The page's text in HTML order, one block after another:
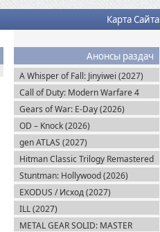
Карта Сайта
Анонсы раздач
A Whisper of Fall: Jinyiwei (2027)
Call of Duty: Modern Warfare 4
(2026)
Gears of War: E-Day (2026)
OD – Knock (2026)
gen ATLAS (2027)
Hitman Classic Trilogy Remastered
(2027)
Stuntman: Hollywood (2026)
EXODUS / Исход (2027)
ILL (2027)
METAL GEAR SOLID: MASTER